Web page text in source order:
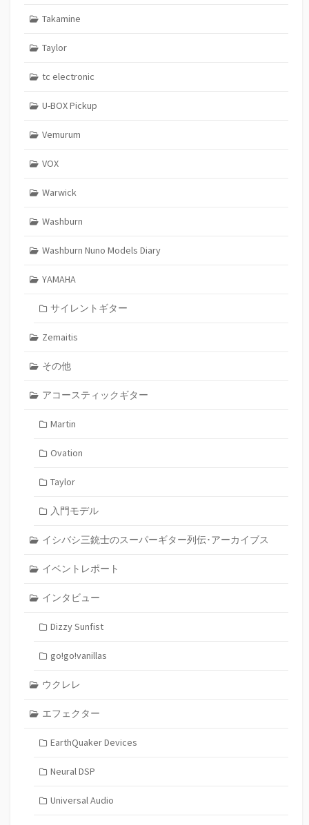
Takamine
Taylor
tc electronic
U-BOX Pickup
Vemurum
VOX
Warwick
Washburn
Washburn Nuno Models Diary
YAMAHA
サイレントギター
Zemaitis
その他
アコースティックギター
Martin
Ovation
Taylor
入門モデル
イシバシ三銃士のスーパーギター列伝･アーカイブス
イベントレポート
インタビュー
Dizzy Sunfist
go!go!vanillas
ウクレレ
エフェクター
EarthQuaker Devices
Neural DSP
Universal Audio